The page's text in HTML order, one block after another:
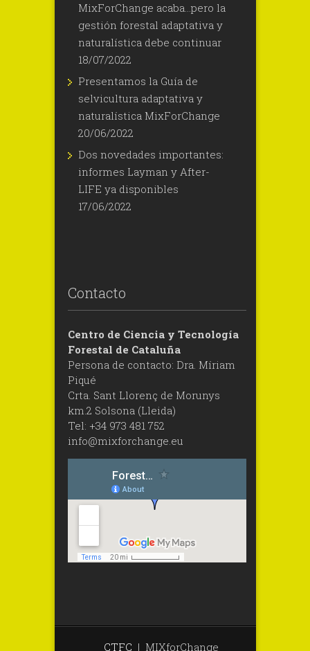
MixForChange acaba…pero la
gestión forestal adaptativa y
naturalística debe continuar
18/07/2022
Presentamos la Guía de
selvicultura adaptativa y
naturalística MixForChange
20/06/2022
Dos novedades importantes:
informes Layman y After-
LIFE ya disponibles
17/06/2022
Contacto
Centro de Ciencia y Tecnología
Forestal de Cataluña
Persona de contacto: Dra. Míriam
Piqué
Crta. Sant Llorenç de Morunys
km.2 Solsona (Lleida)
Tel: +34 973 481 752
info@mixforchange.eu
CTFC | MIXforChange